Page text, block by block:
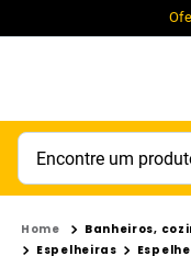
Encontre um
Banheiros,
Espelheiras